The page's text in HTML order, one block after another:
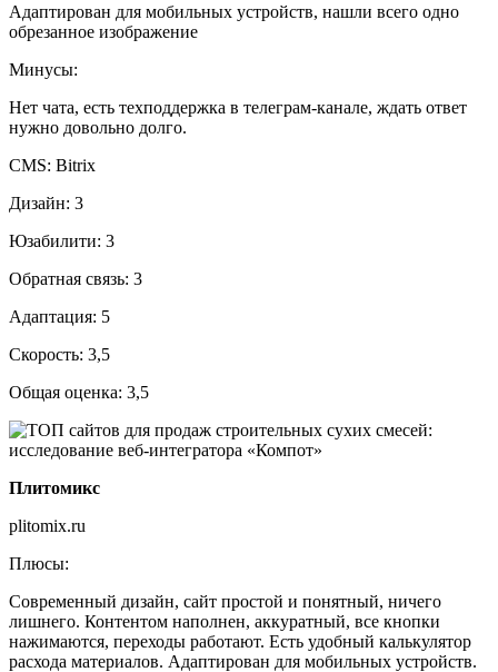
Адаптирован для мобильных устройств, нашли всего одно
обрезанное изображение
Минусы:
Нет чата, есть техподдержка в телеграм-канале, ждать ответ
нужно довольно долго.
CMS: Bitrix
Дизайн: 3
Юзабилити: 3
Обратная связь: 3
Адаптация: 5
Скорость: 3,5
Общая оценка: 3,5
Плитомикс
plitomix.ru
Плюсы:
Современный дизайн, сайт простой и понятный, ничего
лишнего. Контентом наполнен, аккуратный, все кнопки
нажимаются, переходы работают. Есть удобный калькулятор
расхода материалов. Адаптирован для мобильных устройств.